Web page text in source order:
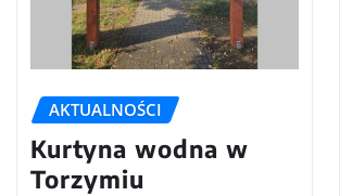
AKTUALNOŚCI
Kurtyna wodna w
Torzymiu